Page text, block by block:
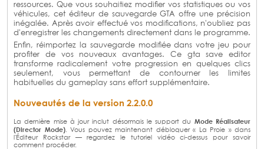
ressources. Que vous souhaitiez modifier vos statistiques ou vos
véhicules, cet éditeur de sauvegarde GTA offre une précision
inégalée. Après avoir effectué vos modifications, n'oubliez pas
d'enregistrer les changements directement dans le programme.
Enfin, réimportez la sauvegarde modifiée dans votre jeu pour
profiter de vos nouveaux avantages. Ce gta save editor
transforme radicalement votre progression en quelques clics
seulement, vous permettant de contourner les limites
habituelles du gameplay sans effort supplémentaire.
Nouveautés de la version 2.2.0.0
La dernière mise à jour inclut désormais le support du Mode Réalisateur
(Director Mode). Vous pouvez maintenant débloquer « La Proie » dans
l'Éditeur Rockstar — regardez le tutoriel vidéo ci-dessus pour savoir
comment procéder.